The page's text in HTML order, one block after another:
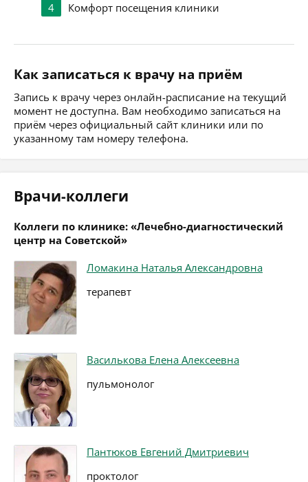
4 Комфорт посещения клиники
Как записаться к врачу на приём
Запись к врачу через онлайн-расписание на текущий
момент не доступна. Вам необходимо записаться на
приём через официальный сайт клиники или по
указанному там номеру телефона.
Врачи-коллеги
Коллеги по клинике: «Лечебно-диагностический
центр на Советской»
Ломакина Наталья Александровна
терапевт
Василькова Елена Алексеевна
пульмонолог
Пантюков Евгений Дмитриевич
проктолог